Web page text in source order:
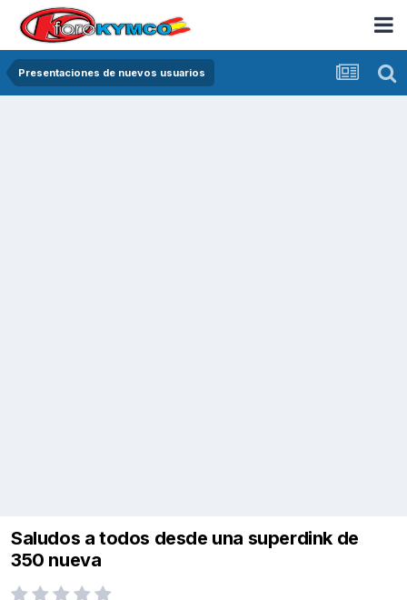
Presentaciones de nuevos usuarios
Saludos a todos desde una superdink de
350 nueva